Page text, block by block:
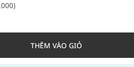
THÊM VÀO GIỎ